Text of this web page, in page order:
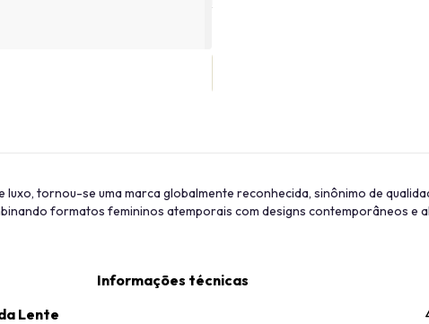
tornou-se uma marca globalmente reconhecida, sinônimo de
formatos femininos atemporais com designs contemporâneos e
Informações técnicas
Lente